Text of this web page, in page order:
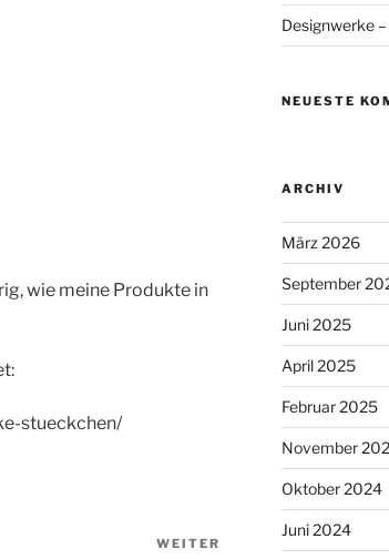
wie meine Produkte in
stueckchen/
Nächster
WEITER
Designwerke
NEUESTE
ARCHIV
März 2026
September
Juni 2025
April 2025
Februar 2025
November
Oktober 2024
Juni 2024